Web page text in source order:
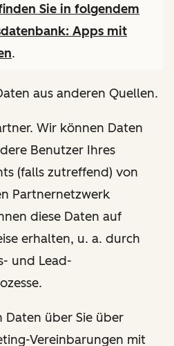
Sie in folgendem
Apps mit
.
aus anderen Quellen.
Wir können Daten
Benutzer Ihres
(falls zutreffend) von
Partnernetzwerk
diese Daten auf
erhalten, u. a. durch
und Lead-
Daten über Sie über
Vereinbarungen mit